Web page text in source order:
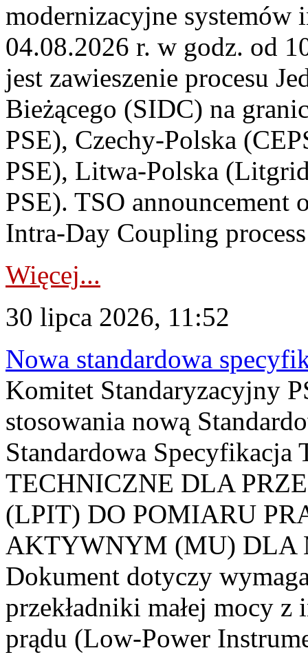
modernizacyjne
04.08.2026 r. w godz. od
jest zawieszenie procesu
Bieżącego (SIDC) na
PSE), Czechy-Polska
PSE), Litwa-Polska
PSE). TSO announcement
Intra-Day Coupling
Więcej...
30 lipca 2026, 11:52
Nowa standardowa
Komitet Standaryzacyjny
stosowania nową
Standardowa
TECHNICZNE DLA
(LPIT) DO POMIARU
AKTYWNYM (MU) DLA
Dokument dotyczy
przekładniki małej mocy
prądu (Low-Power